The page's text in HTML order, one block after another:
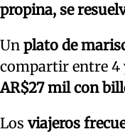
propina, se
Un plato de
compartir entre 4
AR$27 mil con
Los viajeros